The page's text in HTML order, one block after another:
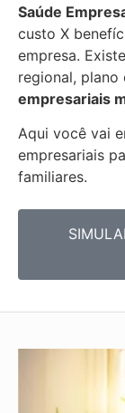
Saúde
custo X
empresa.
regional,
empresariais
Aqui você vai
empresariais
familiares.